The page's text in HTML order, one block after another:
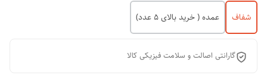
شفاف عمده ( خرید بالای 5 عدد)
گارانتی اصالت و سلامت فیزیکی کالا